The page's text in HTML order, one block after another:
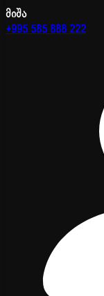
მიშა
+995 585 888 222